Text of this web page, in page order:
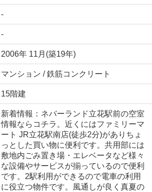
-
-
2006年 11月(築19年)
マンション / 鉄筋コンクリート
15階建
新着情報：ネバーランド立花駅前の空室
情報ならコチラ。近くにはファミリーマ
ート JR立花駅南店(徒歩2分)がありちょ
っとした買い物に便利です。共用部には
敷地内ごみ置き場・エレベータなど様々
な設備やサービスが揃っているので便利
です。2駅利用ができるので電車の利用
に役立つ物件です。風通しが良く真夏の